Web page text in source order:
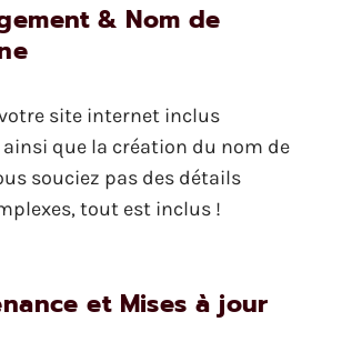
& Nom de
site internet inclus
ainsi que la création du nom de
souciez pas des détails
tout est inclus !
et Mises à jour